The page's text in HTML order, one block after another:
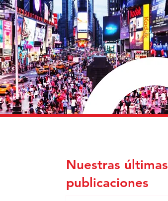
Nuestras últimas
publicaciones